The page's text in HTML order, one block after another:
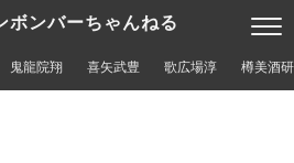
ボンバーちゃんねる
鬼龍院翔 喜矢武豊 歌広場淳 樽美酒